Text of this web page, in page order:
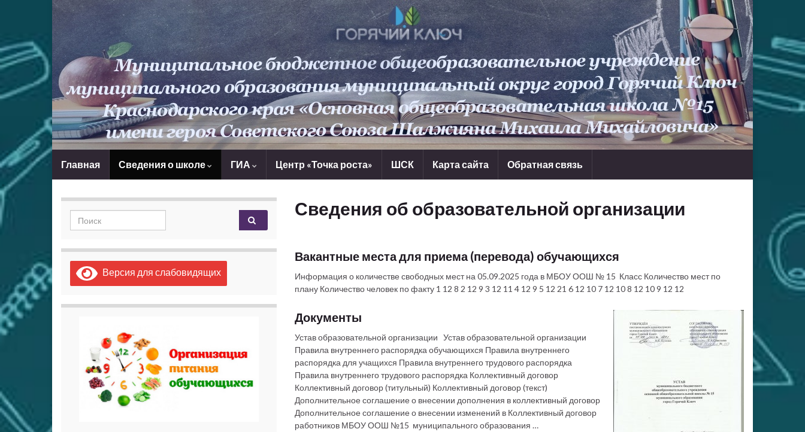
Главная Сведения о школе ГИА Центр «Точка роста» ШСК Карта сайта Обратная связь
Сведения об образовательной организации
Вакантные места для приема (перевода) обучающихся
Информация о количестве свободных мест на 05.09.2025 года в МБОУ ООШ № 15 Класс Количество мест по
плану Количество человек по факту 1 12 8 2 12 9 3 12 11 4 12 9 5 12 21 6 12 10 7 12 10 8 12 10 9 12 12
Документы
Устав образовательной организации Устав образовательной организации
Правила внутреннего распорядка обучающихся Правила внутреннего
распорядка для учащихся Правила внутреннего трудового распорядка
Правила внутреннего трудового распорядка Коллективный договор
Коллективный договор (титульный) Коллективный договор (текст)
Дополнительное соглашение о внесении дополнения в коллективный договор
Дополнительное соглашение о внесении изменений в Коллективный договор
работников МБОУ ООШ №15 муниципального образования …
Search for:
Версия для слабовидящих